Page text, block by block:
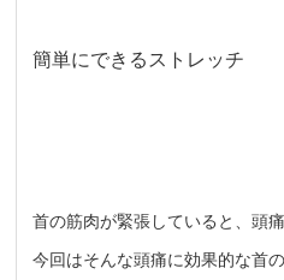
簡単にできるストレッチ
首の筋肉が緊張していると、頭
今回はそんな頭痛に効果的な首